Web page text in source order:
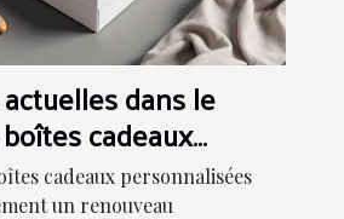
dans le
cadeaux
cadeaux personnalisées
un renouveau